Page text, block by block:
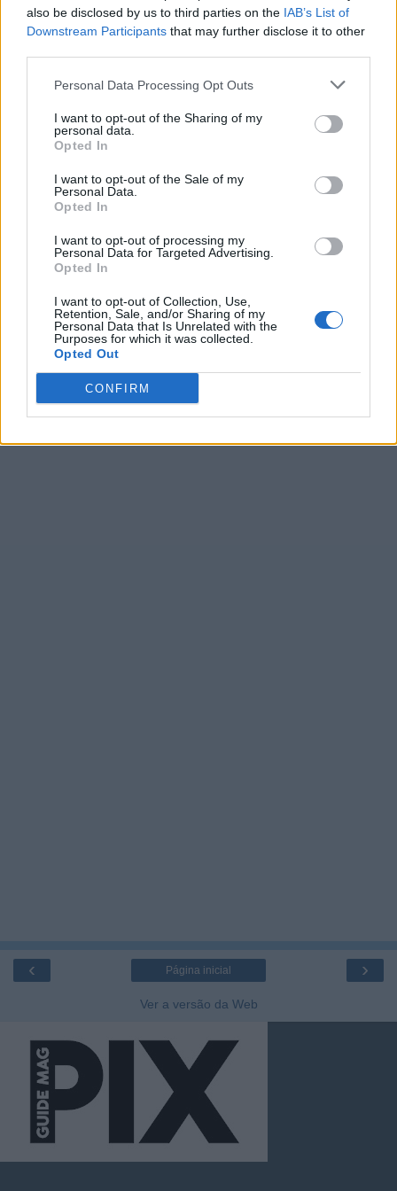
also be disclosed by us to third parties on the IAB’s List of
Downstream Participants that may further disclose it to other
Personal Data Processing Opt Outs
I want to opt-out of the Sharing of my
personal data.
Opted In
I want to opt-out of the Sale of my
Personal Data.
Opted In
I want to opt-out of processing my
Personal Data for Targeted Advertising.
Opted In
I want to opt-out of Collection, Use,
Retention, Sale, and/or Sharing of my
Personal Data that Is Unrelated with the
Purposes for which it was collected.
Opted Out
CONFIRM
‹ ›
Página inicial
Ver a versão da Web